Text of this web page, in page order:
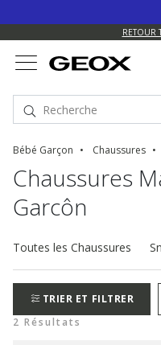
RETOUR
Bébé Garçon Chaussures
Chaussures
Garcôn
Toutes les Chaussures
TRIER ET FILTRER
2 Résultats